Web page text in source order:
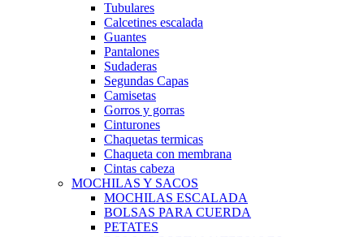
Tubulares
Calcetines escalada
Guantes
Pantalones
Sudaderas
Segundas Capas
Camisetas
Gorros y gorras
Cinturones
Chaquetas termicas
Chaqueta con membrana
Cintas cabeza
MOCHILAS Y SACOS
MOCHILAS ESCALADA
BOLSAS PARA CUERDA
PETATES